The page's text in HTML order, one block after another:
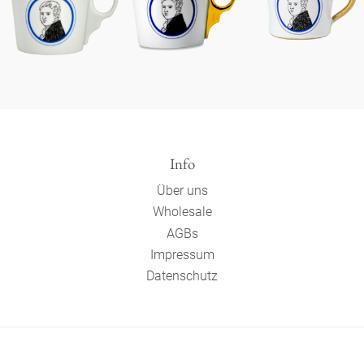
Info
Über uns
Wholesale
AGBs
Impressum
Datenschutz